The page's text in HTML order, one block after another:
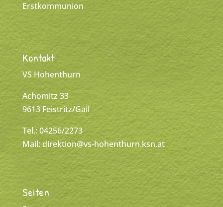
Erstkommunion
Kontakt
VS Hohenthurn
Achomitz 33
9613 Feistritz/Gail
Tel.: 04256/2273
Mail:direktion@vs-hohenthurn.ksn.at
Seiten